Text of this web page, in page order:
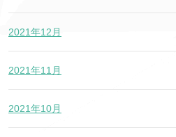
2021年12月
2021年11月
2021年10月